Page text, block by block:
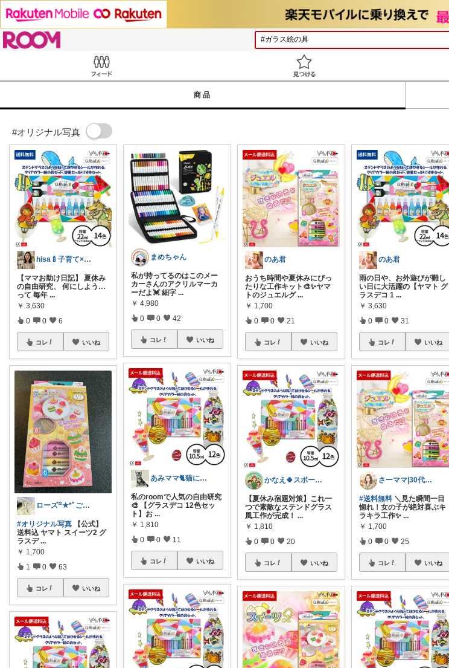
商品
#オリジナル写真
hisa🍼子育て×大人可愛いお気に入り
【ママお助け日記】 夏休み
の自由研究、 何にしよう…
って 毎年 ...
￥ 3,630
0 0 6
コレ いいね
ローズ꙳★*ﾟご購入感謝です꙳★*ﾟ
#オリジナル写真 【公式】
送料込 ヤマト スイーツ2 グ
ラスデ ...
￥ 1,700
1 0 63
コレ いいね
まめちゃん
私が持ってるのはこのメー
カーさんのアクリルマーカ
ーだよ💓 細字 ...
￥ 4,980
0 0 42
コレ いいね
あみママ🐈猫に起こされた日は朝コレ派
私のroomで人気の自由研究
🎨 【グラスデコ 12色セッ
ト】お ...
￥ 1,810
0 0 11
コレ いいね
のあ君
おうち時間や夏休みにぴっ
たりな工作キット🎨✨ヤマ
トのジュエルグ ...
￥ 1,700
0 0 21
コレ いいね
かなえ🍀スポーツ小学生兄妹
【夏休み宿題対策】これ一
つで素敵なステンドグラス
風工作が完成！ ...
￥ 1,810
0 0 20
コレ いいね
のあ君
雨の日や、お外遊びが難し
い日に大活躍の【ヤマト グ
ラスデコ 1 ...
￥ 3,630
0 0 31
コレ いいね
さーママ|30代小2女児ママ🎀
#送料無料 ＼見た瞬間一目
惚れ！女の子が絶対喜ぶキ
ラキラ工作✨ ...
￥ 1,700
0 0 25
コレ いいね